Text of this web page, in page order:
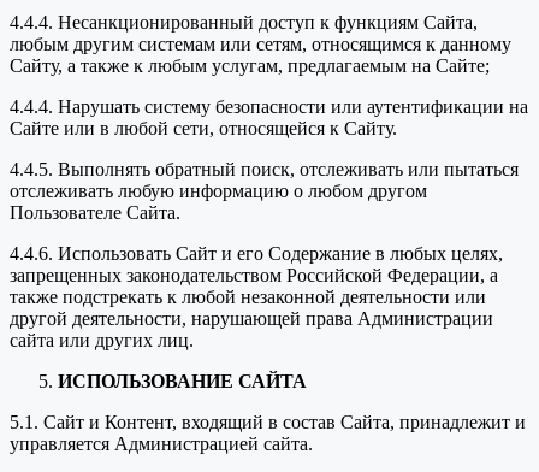
4.4.4. Несанкционированный доступ к функциям Сайта,
любым другим системам или сетям, относящимся к данному
Сайту, а также к любым услугам, предлагаемым на Сайте;
4.4.4. Нарушать систему безопасности или аутентификации на
Сайте или в любой сети, относящейся к Сайту.
4.4.5. Выполнять обратный поиск, отслеживать или пытаться
отслеживать любую информацию о любом другом
Пользователе Сайта.
4.4.6. Использовать Сайт и его Содержание в любых целях,
запрещенных законодательством Российской Федерации, а
также подстрекать к любой незаконной деятельности или
другой деятельности, нарушающей права Администрации
сайта или других лиц.
ИСПОЛЬЗОВАНИЕ САЙТА
5.1. Сайт и Контент, входящий в состав Сайта, принадлежит и
управляется Администрацией сайта.